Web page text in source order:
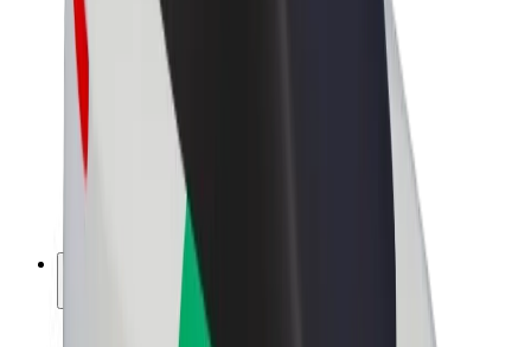
Ricavi autista
Ricavi corriere
Esercenti Bolt Food
Lavora con noi